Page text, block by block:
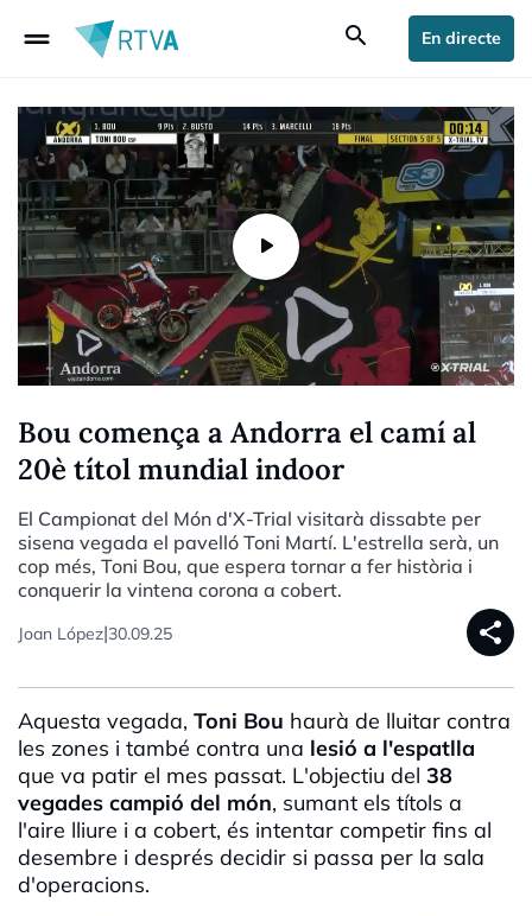
drag_handle search En directe
Bou comença a Andorra el camí al
20è títol mundial indoor
El Campionat del Món d'X-Trial visitarà dissabte per
sisena vegada el pavelló Toni Martí. L'estrella serà, un
cop més, Toni Bou, que espera tornar a fer història i
conquerir la vintena corona a cobert.
Joan López|30.09.25 share
Aquesta vegada, Toni Bou haurà de lluitar contra
les zones i també contra una lesió a l'espatlla
que va patir el mes passat. L'objectiu del 38
vegades campió del món, sumant els títols a
l'aire lliure i a cobert, és intentar competir fins al
desembre i després decidir si passa per la sala
d'operacions.